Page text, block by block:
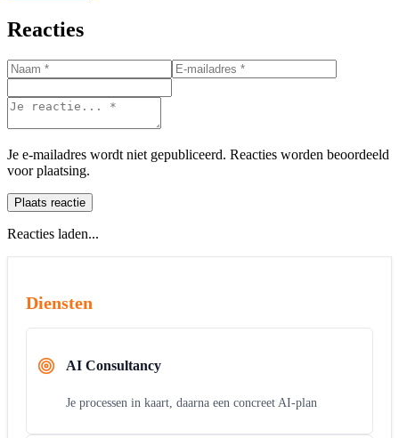
Reacties
Je e-mailadres wordt niet gepubliceerd. Reacties worden beoordeeld
voor plaatsing.
Plaats reactie
Reacties laden...
Diensten
AI Consultancy
Je processen in kaart, daarna een concreet AI-plan